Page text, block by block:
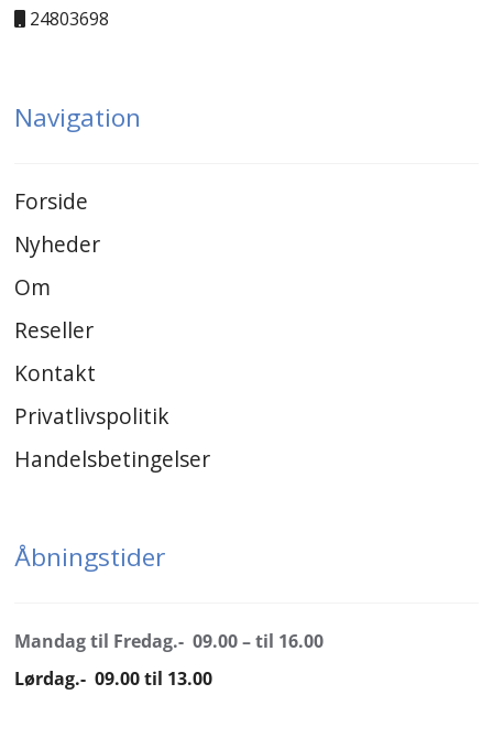
24803698
Navigation
Forside
Nyheder
Om
Reseller
Kontakt
Privatlivspolitik
Handelsbetingelser
Åbningstider
Mandag til Fredag.- 09.00 – til 16.00
Lørdag.- 09.00 til 13.00